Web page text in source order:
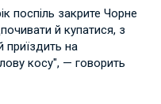
поспіль закрите Чорне
й купатися, з
на
косу", — говорить